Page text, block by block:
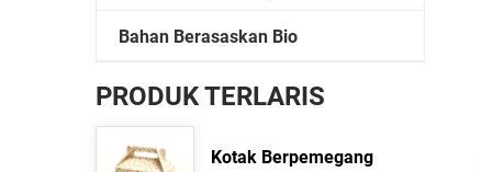
Bahan Berasaskan Bio
PRODUK TERLARIS
Kotak Berpemegang